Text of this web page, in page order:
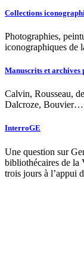
Collections
Photographies,
iconographiques de
Manuscrits et archives
Calvin, Rousseau,
Dalcroze, Bouvier…
InterroGE
Une question sur
bibliothécaires de la
trois jours à l’appui